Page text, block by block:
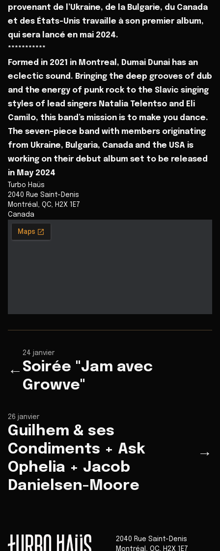
provenant de l’Ukraine, de la Bulgarie, du Canada
et des États-Unis travaille à son premier album,
qui sera lancé en mai 2024.
***********
Formed in 2021 in Montreal, Dumai Dunai has an
eclectic sound. Bringing the deep grooves of dub
and the energy of punk rock to the Slavic singing
styles of lead singers Natalia Telentso and Eli
Camilo, this band’s mission is to make you dance.
The seven-piece band with members originating
from Ukraine, Bulgaria, Canada and the USA is
working on their debut album set to be released
in May 2024
Turbo Haüs
2040 Rue Saint-Denis
Montréal , QC, H2X 1E7
Canada
←
24 janvier
Soirée "Jam avec
Growve"
26 janvier
Guilhem & ses
Condiments + Ask
Ophelia + Jacob
Danielsen-Moore
→
2040 Rue Saint-Denis
Montréal , QC, H2X 1E7